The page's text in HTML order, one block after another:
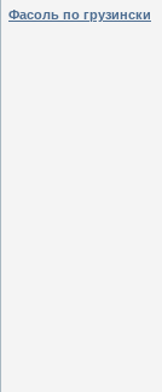
Фасоль по грузински